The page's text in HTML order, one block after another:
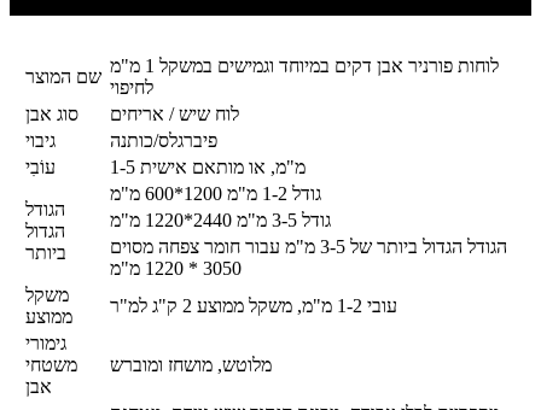
שם המוצר
לוחות פורניר אבן דקים במיוחד וגמישים במשקל 1 מ"מ
לחיפוי
סוג אבן
לוח שיש / אריחים
גיבוי
פיברגלס/כותנה
עוֹבִי
1-5 מ"מ, או מותאם אישית
הגודל
הגדול
ביותר
גודל 1-2 מ"מ 1200*600 מ"מ
גודל 3-5 מ"מ 2440*1220 מ"מ
הגודל הגדול ביותר של 3-5 מ"מ עבור חומר צפחה מסוים
3050 * 1220 מ"מ
משקל
ממוצע
עובי 1-2 מ"מ, משקל ממוצע 2 ק"ג למ"ר
גימורי
משטחי
אבן
מלוטש, מושחז ומוברש